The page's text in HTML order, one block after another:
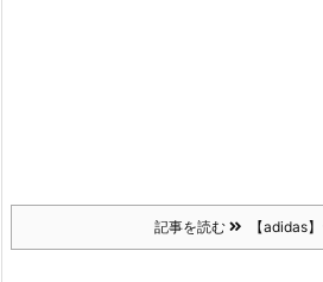
記事を読む 【adidas